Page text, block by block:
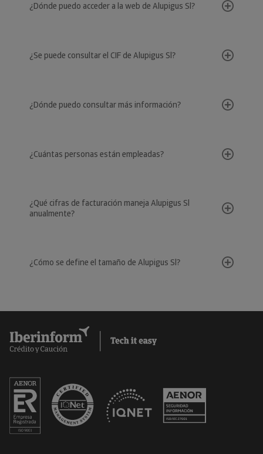
¿Dónde puedo acceder a la web de Alupigus Sl?
¿Se puede consultar el CIF de Alupigus Sl?
¿Dónde puedo consultar más información?
¿Cuántas personas están empleadas?
¿Qué cifras de facturación maneja Alupigus Sl
anualmente?
¿Cómo se define el tamaño de Alupigus Sl?